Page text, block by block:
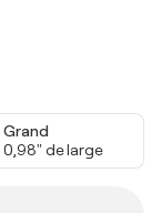
Grand
0,98" de large